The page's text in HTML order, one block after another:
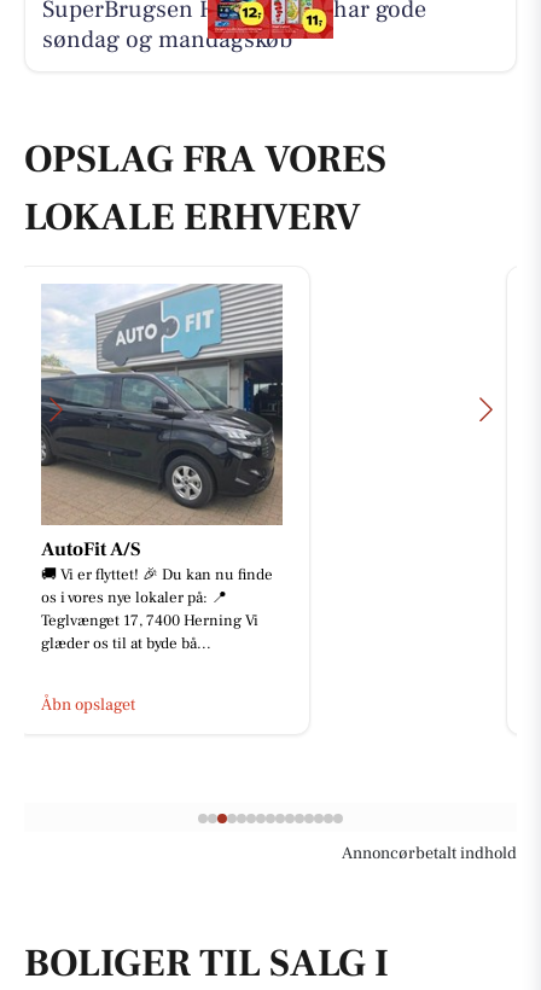
SuperBrugsen Hammerum har gode
søndag og mandagskøb
OPSLAG FRA VORES
LOKALE ERHVERV
🤩 SOLGT 🤩 SOLGT 🤩 SOLGT 🤩
Tillykke med jeres nye cykler! 🚀
Lige nu er der masser af gode
tilbud, at finde i butikken og...
Annoncørbetalt indhold
BOLIGER TIL SALG I